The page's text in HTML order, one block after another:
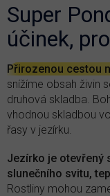
Super
účinek,
Přirozenou cestou
snížíme obsah živin
druhová skladba.
vhodnou skladbou
řasy v jezírku.
Jezírko je otevřený
slunečního svitu,
Rostliny mohou